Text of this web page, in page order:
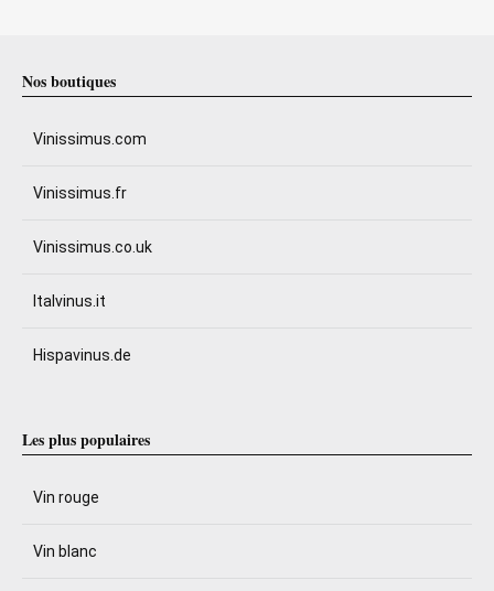
Nos boutiques
Vinissimus.com
Vinissimus.fr
Vinissimus.co.uk
Italvinus.it
Hispavinus.de
Les plus populaires
Vin rouge
Vin blanc